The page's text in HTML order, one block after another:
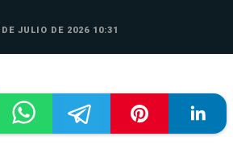
DE JULIO DE 2026 10:31